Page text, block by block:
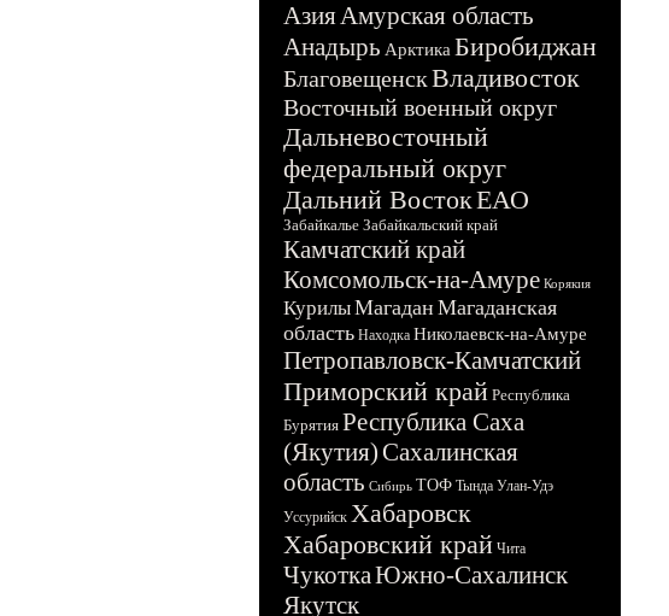
АзияАмурская область
Анадырь Арктика Биробиджан
БлаговещенскВладивосток
Восточный военный округ
Дальневосточный
федеральный округ
Дальний ВостокЕАО
Забайкалье Забайкальский край
Камчатский край
Комсомольск-на-Амуре Корякия
КурилыМагадан Магаданская
область Находка Николаевск-на-Амуре
Петропавловск-Камчатский
Приморский край Республика
Бурятия Республика Саха
(Якутия)Сахалинская
область Сибирь ТОФ Тында Улан-Удэ
Уссурийск Хабаровск
Хабаровский край Чита
ЧукоткаЮжно-Сахалинск
Якутск